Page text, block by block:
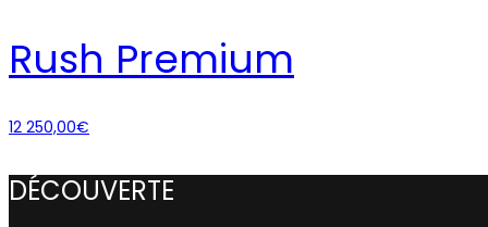
Rush Premium
12 250,00€
DÉCOUVERTE